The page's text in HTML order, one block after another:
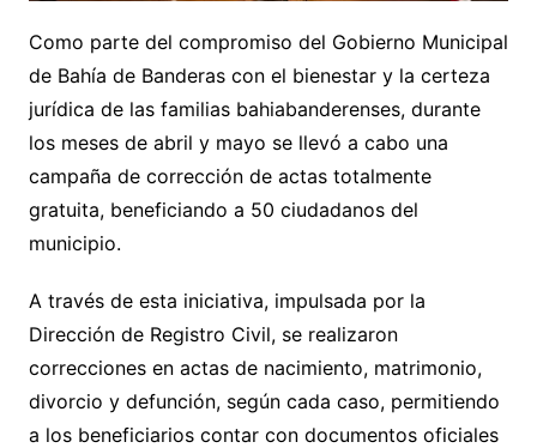
Como parte del compromiso del Gobierno Municipal
de Bahía de Banderas con el bienestar y la certeza
jurídica de las familias bahiabanderenses, durante
los meses de abril y mayo se llevó a cabo una
campaña de corrección de actas totalmente
gratuita, beneficiando a 50 ciudadanos del
municipio.
A través de esta iniciativa, impulsada por la
Dirección de Registro Civil, se realizaron
correcciones en actas de nacimiento, matrimonio,
divorcio y defunción, según cada caso, permitiendo
a los beneficiarios contar con documentos oficiales